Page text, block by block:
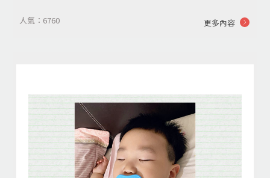
人氣：6760 更多內容